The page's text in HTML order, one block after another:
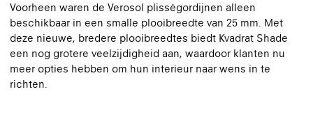
Voorheen waren de Verosol plisségordijnen alleen
beschikbaar in een smalle plooibreedte van 25 mm. Met
deze nieuwe, bredere plooibreedtes biedt Kvadrat Shade
een nog grotere veelzijdigheid aan, waardoor klanten nu
meer opties hebben om hun interieur naar wens in te
richten.